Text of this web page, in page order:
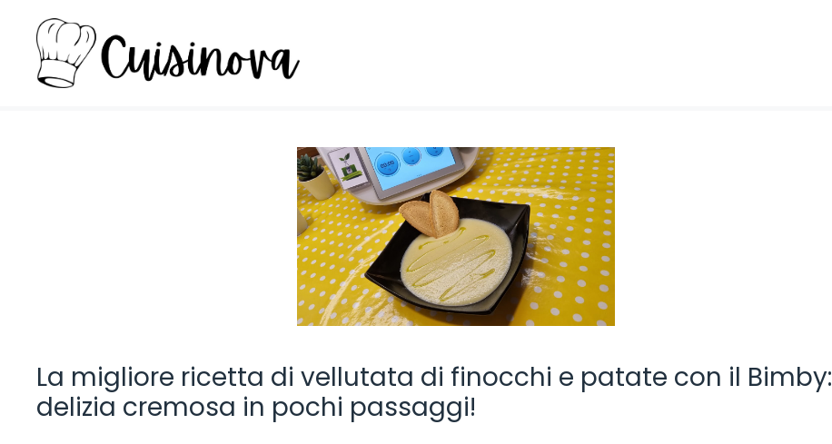
contenuto
La migliore ricetta di vellutata di finocchi e patate con il Bimby:
delizia cremosa in pochi passaggi!